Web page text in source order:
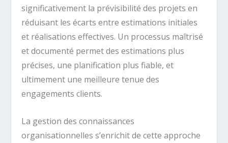
significativement la prévisibilité des projets en
réduisant les écarts entre estimations initiales
et réalisations effectives. Un processus maîtrisé
et documenté permet des estimations plus
précises, une planification plus fiable, et
ultimement une meilleure tenue des
engagements clients.
La gestion des connaissances
organisationnelles s’enrichit de cette approche